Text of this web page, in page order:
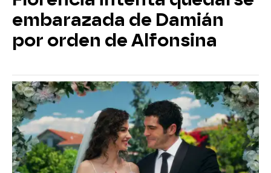
embarazada de Damián
por orden de Alfonsina